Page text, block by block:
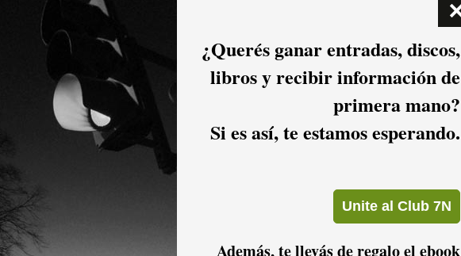
¿Querés ganar entradas, discos,
libros y recibir información de
primera mano?
Si es así, te estamos esperando.
Además, te llevás de regalo el ebook